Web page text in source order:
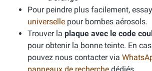
Pour peindre plus facilement,
universelle pour bombes aérosols.
Trouver la plaque avec le code
pour obtenir la bonne teinte. En
pouvez nous contacter via